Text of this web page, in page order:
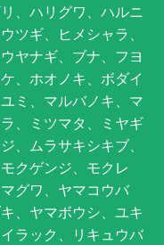
、ハリグワ、ハルニ
ツギ、ヒメシャラ、
ヤナギ、ブナ、フヨ
、ホオノキ、ボダイ
ミ、マルバノキ、マ
、ミツマタ、ミヤギ
、ムラサキシキブ、
クゲンジ、モクレ
グワ、ヤマコウバ
、ヤマボウシ、ユキ
ラック、リキュウバ